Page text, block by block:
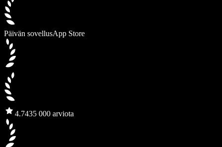
Päivän sovellusApp Store
4.7435 000 arviota